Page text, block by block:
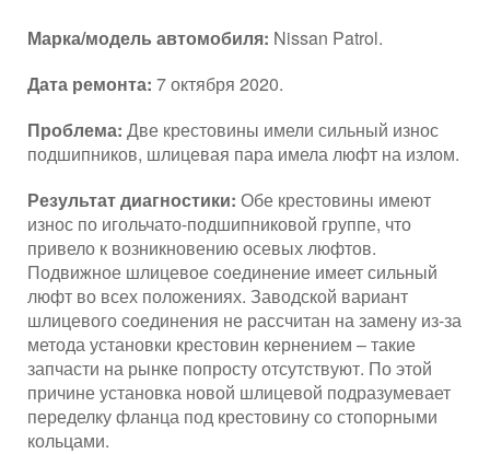
Марка/модель автомобиля: Nissan Patrol.
Дата ремонта: 7 октября 2020.
Проблема: Две крестовины имели сильный износ
подшипников, шлицевая пара имела люфт на излом.
Результат диагностики: Обе крестовины имеют
износ по игольчато-подшипниковой группе, что
привело к возникновению осевых люфтов.
Подвижное шлицевое соединение имеет сильный
люфт во всех положениях. Заводской вариант
шлицевого соединения не рассчитан на замену из-за
метода установки крестовин кернением – такие
запчасти на рынке попросту отсутствуют. По этой
причине установка новой шлицевой подразумевает
переделку фланца под крестовину со стопорными
кольцами.